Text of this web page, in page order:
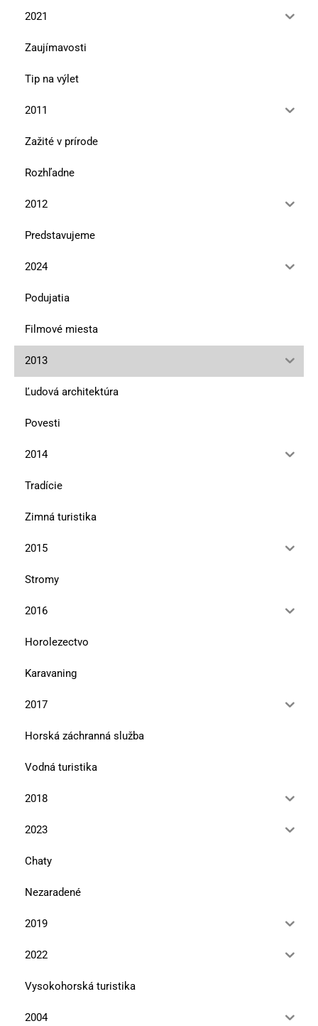
2021
Zaujímavosti
Tip na výlet
2011
Zažité v prírode
Rozhľadne
2012
Predstavujeme
2024
Podujatia
Filmové miesta
2013
Ľudová architektúra
Povesti
2014
Tradície
Zimná turistika
2015
Stromy
2016
Horolezectvo
Karavaning
2017
Horská záchranná služba
Vodná turistika
2018
2023
Chaty
Nezaradené
2019
2022
Vysokohorská turistika
2004